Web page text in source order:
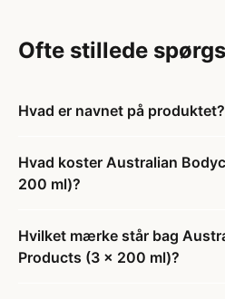
Ofte stillede
Hvad er navnet på produktet?
Hvad koster Australian
200 ml)?
Hvilket mærke står bag
Products (3 x 200 ml)?